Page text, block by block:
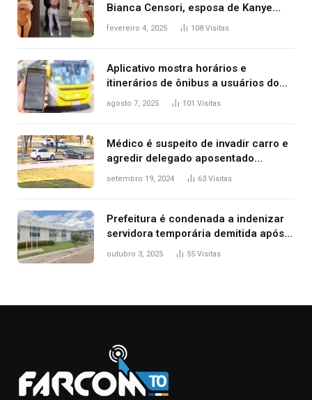
Bianca Censori, esposa de Kanye
West que apareceu nua no Grammy
fevereiro 4, 2025 108 Visitas
Aplicativo mostra horários e
itinerários de ônibus a usuários do
transporte público de Palmas; confira
agosto 7, 2025 101 Visitas
Médico é suspeito de invadir carro e
agredir delegado aposentado
durante confusão no trânsito
setembro 19, 2024 63 Visitas
Prefeitura é condenada a indenizar
servidora temporária demitida após
nascimento da filha
outubro 3, 2025 55 Visitas